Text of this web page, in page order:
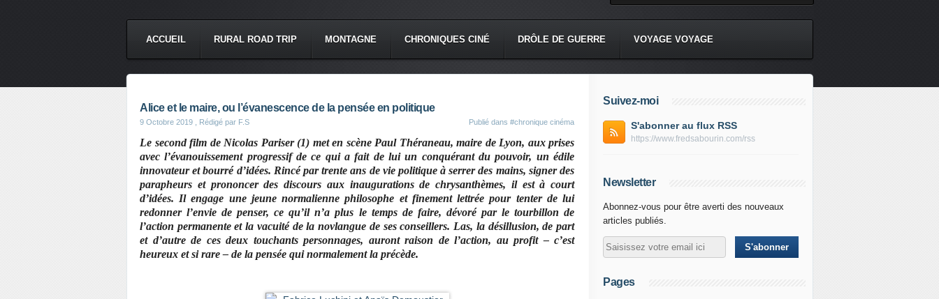
ACCUEIL RURAL ROAD TRIP MONTAGNE CHRONIQUES CINÉ DRÔLE DE GUERRE VOYAGE VOYAGE
Alice et le maire, ou l’évanescence de la pensée en politique
9 Octobre 2019 , Rédigé par F.S Publié dans #chronique cinéma
Le second film de Nicolas Pariser (1) met en scène Paul Théraneau, maire de Lyon, aux prises
avec l’évanouissement progressif de ce qui a fait de lui un conquérant du pouvoir, un édile
innovateur et bourré d’idées. Rincé par trente ans de vie politique à serrer des mains, signer des
parapheurs et prononcer des discours aux inaugurations de chrysanthèmes, il est à court
d’idées. Il engage une jeune normalienne philosophe et finement lettrée pour tenter de lui
redonner l’envie de penser, ce qu’il n’a plus le temps de faire, dévoré par le tourbillon de
l’action permanente et la vacuité de la novlangue de ses conseillers. Las, la désillusion, de part
et d’autre de ces deux touchants personnages, auront raison de l’action, au profit – c’est
heureux et si rare – de la pensée qui normalement la précède.
Suivez-moi
S'abonner au flux RSS
https://www.fredsabourin.com/rss
Newsletter
Abonnez-vous pour être averti des nouveaux
articles publiés.
Pages